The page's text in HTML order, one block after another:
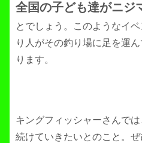
全国の子ども達がニジ
とでしょう。このようなイ
り人がその釣り場に足を運
ります。
キングフィッシャーさんで
続けていきたいとのこと。